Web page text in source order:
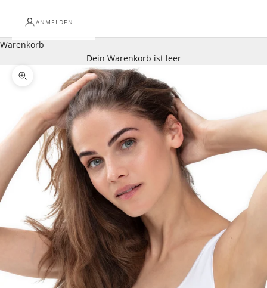
ANMELDEN
Warenkorb
Dein Warenkorb ist leer
Bild vergrößern